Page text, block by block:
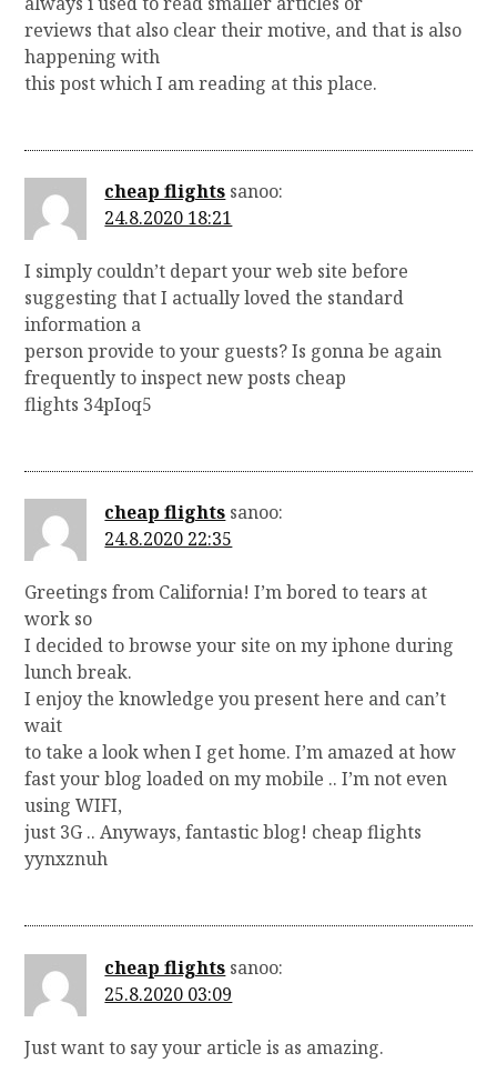
reviews that also clear their motive, and that is also
happening with
this post which I am reading at this place.
cheap flights sanoo:
24.8.2020 18:21
I simply couldn’t depart your web site before
suggesting that I actually loved the standard
information a
person provide to your guests? Is gonna be again
frequently to inspect new posts cheap
flights 34pIoq5
cheap flights sanoo:
24.8.2020 22:35
Greetings from California! I’m bored to tears at
work so
I decided to browse your site on my iphone during
lunch break.
I enjoy the knowledge you present here and can’t
wait
to take a look when I get home. I’m amazed at how
fast your blog loaded on my mobile .. I’m not even
using WIFI,
just 3G .. Anyways, fantastic blog! cheap flights
yynxznuh
cheap flights sanoo:
25.8.2020 03:09
Just want to say your article is as amazing.